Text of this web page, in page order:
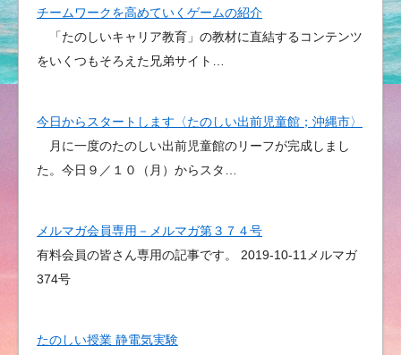
チームワークを高めていくゲームの紹介
「たのしいキャリア教育」の教材に直結するコンテンツ
をいくつもそろえた兄弟サイト…
今日からスタートします〈たのしい出前児童館；沖縄市〉
月に一度のたのしい出前児童館のリーフが完成しまし
た。今日９／１０（月）からスタ…
メルマガ会員専用－メルマガ第３７４号
有料会員の皆さん専用の記事です。 2019-10-11メルマガ
374号
たのしい授業 静電気実験